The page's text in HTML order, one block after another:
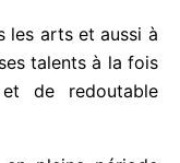
les arts et aussi
ses talents à la